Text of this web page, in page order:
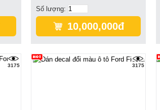
Số lượng:
10,000,000đ
3175 3175